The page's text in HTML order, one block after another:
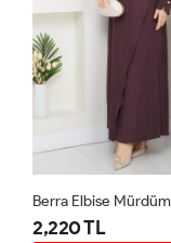
2,220 TL